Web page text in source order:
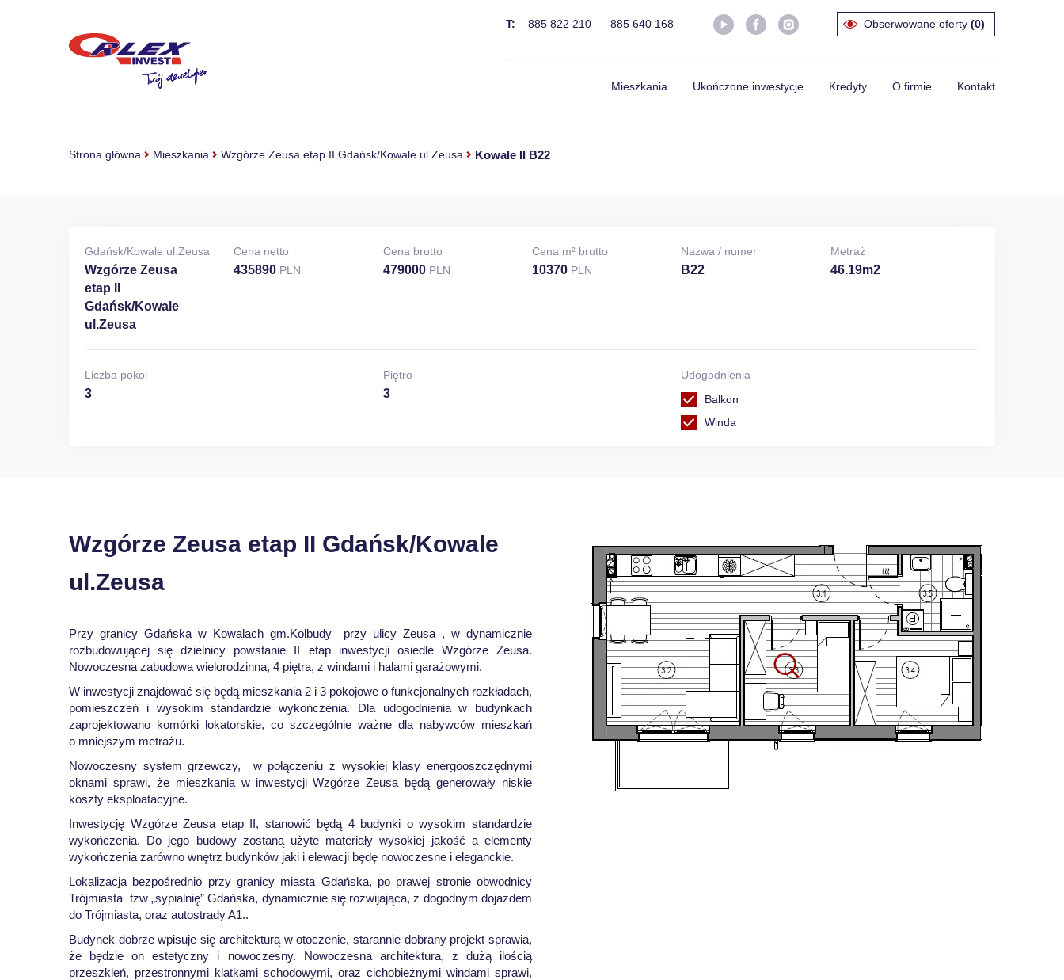
T: 885 822 210 885 640 168 Obserwowane oferty (0)
Mieszkania Ukończone inwestycje Kredyty O firmie Kontakt
Strona główna Mieszkania Wzgórze Zeusa etap II Gdańsk/Kowale ul.Zeusa Kowale II B22
Gdańsk/Kowale ul.Zeusa
Wzgórze Zeusa
etap II
Gdańsk/Kowale
ul.Zeusa
Cena netto
435890 PLN
Cena brutto
479000PLN
Cena m² brutto
10370PLN
Nazwa / numer
B22
Metraż
46.19m2
Liczba pokoi
3
Piętro
3
Udogodnienia
Balkon
Winda
Wzgórze Zeusa etap II Gdańsk/Kowale
ul.Zeusa
Przy granicy Gdańska w Kowalach gm.Kolbudy przy ulicy Zeusa , w dynamicznie
rozbudowującej się dzielnicy powstanie II etap inwestycji osiedle Wzgórze Zeusa.
Nowoczesna zabudowa wielorodzinna, 4 piętra, z windami i halami garażowymi.
W inwestycji znajdować się będą mieszkania 2 i 3 pokojowe o funkcjonalnych rozkładach,
pomieszczeń i wysokim standardzie wykończenia. Dla udogodnienia w budynkach
zaprojektowano komórki lokatorskie, co szczególnie ważne dla nabywców mieszkań
o mniejszym metrażu.
Nowoczesny system grzewczy, w połączeniu z wysokiej klasy energooszczędnymi
oknami sprawi, że mieszkania w inwestycji Wzgórze Zeusa będą generowały niskie
koszty eksploatacyjne.
Inwestycję Wzgórze Zeusa etap II, stanowić będą 4 budynki o wysokim standardzie
wykończenia. Do jego budowy zostaną użyte materiały wysokiej jakość a elementy
wykończenia zarówno wnętrz budynków jaki i elewacji będę nowoczesne i eleganckie.
Lokalizacja bezpośrednio przy granicy miasta Gdańska, po prawej stronie obwodnicy
Trójmiasta tzw „sypialnię” Gdańska, dynamicznie się rozwijająca, z dogodnym dojazdem
do Trójmiasta, oraz autostrady A1..
Budynek dobrze wpisuje się architekturą w otoczenie, starannie dobrany projekt sprawia,
że będzie on estetyczny i nowoczesny. Nowoczesna architektura, z dużą ilością
przeszkleń, przestronnymi klatkami schodowymi, oraz cichobieżnymi windami sprawi,